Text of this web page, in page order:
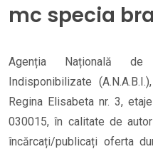
mc specia
Agenția Națională de
Indisponibilizate
Regina Elisabeta nr. 3,
030015, în calitate de
încărcați/publicați oferta